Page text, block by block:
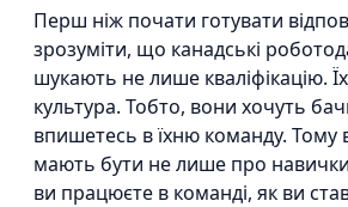
Перш ніж почати готувати
зрозуміти, що канадські
шукають не лише кваліфікацію.
культура. Тобто, вони хочуть
впишетесь в їхню команду. Тому
мають бути не лише про
ви працюєте в команді, як ви